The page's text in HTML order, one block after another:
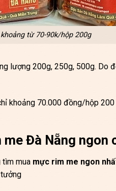
từ 70-90k/hộp 200g
lượng 200g, 250g, 500g. Do
khoảng 70.000 đồng/hộp
Đà Nẵng ngon
tìm mua mực rim me ngon